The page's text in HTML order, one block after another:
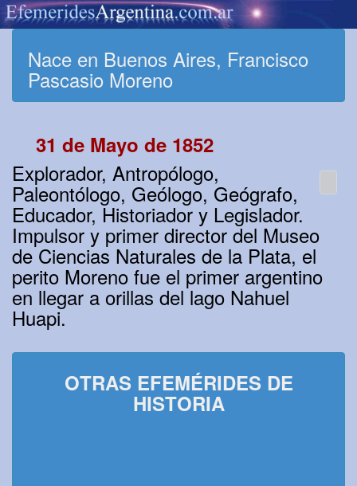
Nace en Buenos Aires, Francisco
Pascasio Moreno
31 de Mayo de 1852
Explorador, Antropólogo,
Paleontólogo, Geólogo, Geógrafo,
Educador, Historiador y Legislador.
Impulsor y primer director del Museo
de Ciencias Naturales de la Plata, el
perito Moreno fue el primer argentino
en llegar a orillas del lago Nahuel
Huapi.
OTRAS EFEMÉRIDES DE
HISTORIA